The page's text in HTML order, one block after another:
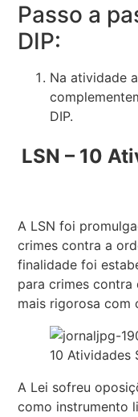
Passo a
DIP:
Na atividade
DIP.
LSN – 10
A LSN foi
crimes contra a
finalidade foi
para crimes contra
mais rigorosa com
10 Atividades
A Lei sofreu
como instrumento